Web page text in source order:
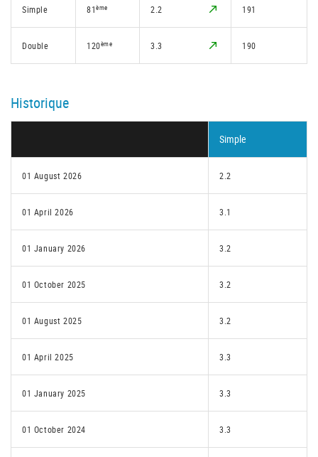
Simple 81ème 2.2 191
Double 120ème 3.3 190
Historique
Simple
01 August 2026 2.2
01 April 2026 3.1
01 January 2026 3.2
01 October 2025 3.2
01 August 2025 3.2
01 April 2025 3.3
01 January 2025 3.3
01 October 2024 3.3